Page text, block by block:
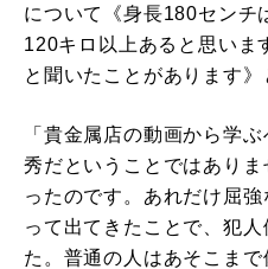
について《身長180センチ
120キロ以上あると思いま
と聞いたことがあります》
「貴金属店の動画から学
秀だということではあり
ったのです。あれだけ屈
って出てきたことで、犯
た。普通の人はあそこま